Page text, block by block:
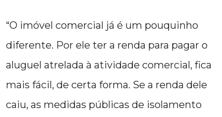
“O imóvel comercial já é um pouquinho
diferente. Por ele ter a renda para pagar o
aluguel atrelada à atividade comercial, fica
mais fácil, de certa forma. Se a renda dele
caiu, as medidas públicas de isolamento